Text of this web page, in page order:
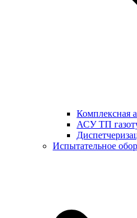
Комплексная
АСУ ТП
Испытательное